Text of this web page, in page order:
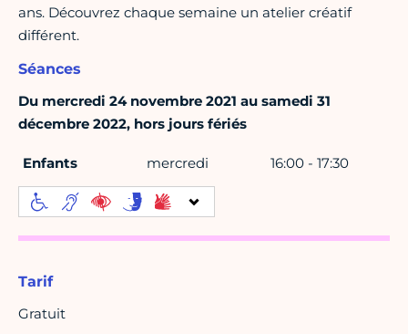
ans. Découvrez chaque semaine un atelier créatif
différent.
Séances
Du mercredi 24 novembre 2021 au samedi 31
décembre 2022, hors jours fériés
Enfants mercredi 16:00 - 17:30
Tarif
Gratuit